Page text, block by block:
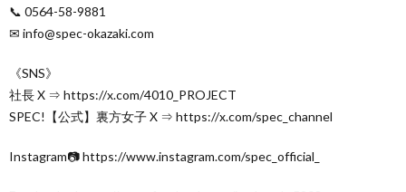
📞 0564-58-9881
✉ info@spec-okazaki.com
《SNS》
社長 X ⇒ https://x.com/4010_PROJECT
SPEC!【公式】裏方女子 X ⇒ https://x.com/spec_channel
Instagram📷 https://www.instagram.com/spec_official_